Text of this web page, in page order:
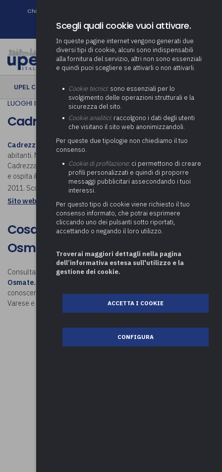
Chi siamo
Newsletter
UPEL CULTURA › Cadrezzate con Osmate
LUOGHI IN COMUNE
Cadrezzate con Osmate
Cadrezzate con Osmate è un comune della Lombardia con 2.629
abitanti. Nasce nel 2019, dalla fusione degli ex comuni di
Cadrezzate e di Osmate. Si affaccia sullo splendido lago di Monate
e ospita il
Sito Palafitticolo del Sabbione , Patrimonio Unesco dal
2011. Scopri cosa visitare a Cadrezzate con Osmate.
Sito web istituzionale: Comune di Cadrezzate con Osmate
Cosa visitare a Cadrezzate con
Osmate
Consulta la mappa e scopricosa visitare a Cadrezzate con
Osmate.
conoscere tutte le attività da fare nei comuni della provincia di
Varese e oltre!
Scegli quali cookie vuoi attivare.
In queste pagine internet vengono generati due
diversi tipi di cookie, alcuni sono indispensabili
alla fornitura del servizio, altri non sono essenziali
e quindi puoi scegliere se attivarli o non attivarli.
Cookie tecnici: sono essenziali per lo
svolgimento delle operazioni strutturali e la
sicurezza del sito.
Cookie analitici: raccolgono i dati degli utenti
che visitano il sito web anonimizzandoli.
Per queste due tipologie non chiediamo il tuo
consenso.
Cookie di profilazione: ci permettono di creare
profili personalizzati e quindi di proporre
messaggi pubblicitari assecondando i tuoi
interessi.
Per questo tipo di cookie viene richiesto il tuo
consenso informato, che potrai esprimere
cliccando uno dei pulsanti sotto riportati,
accettando o negando il loro utilizzo.
Troverai maggiori dettagli nella pagina
dell’informativa estesa sull'utilizzo e la
gestione dei cookie.
ACCETTA I COOKIE
CONFIGURA